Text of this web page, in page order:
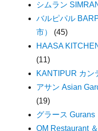
シムラン
バルピパル
市）
(45)
HAASA
(11)
KANTIPUR カン
アサン Asian
(19)
グラース Gurans
OM Restaurant